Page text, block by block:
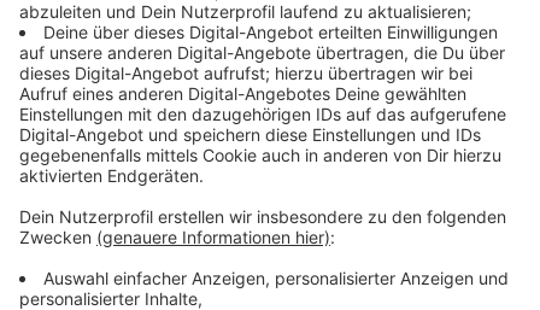
Wir haben diesen Song für euch im besten Mix - hier
könnt ihr in anhören.
Anzeige
Wir benötigen Ihre
Video-Service zu laden!